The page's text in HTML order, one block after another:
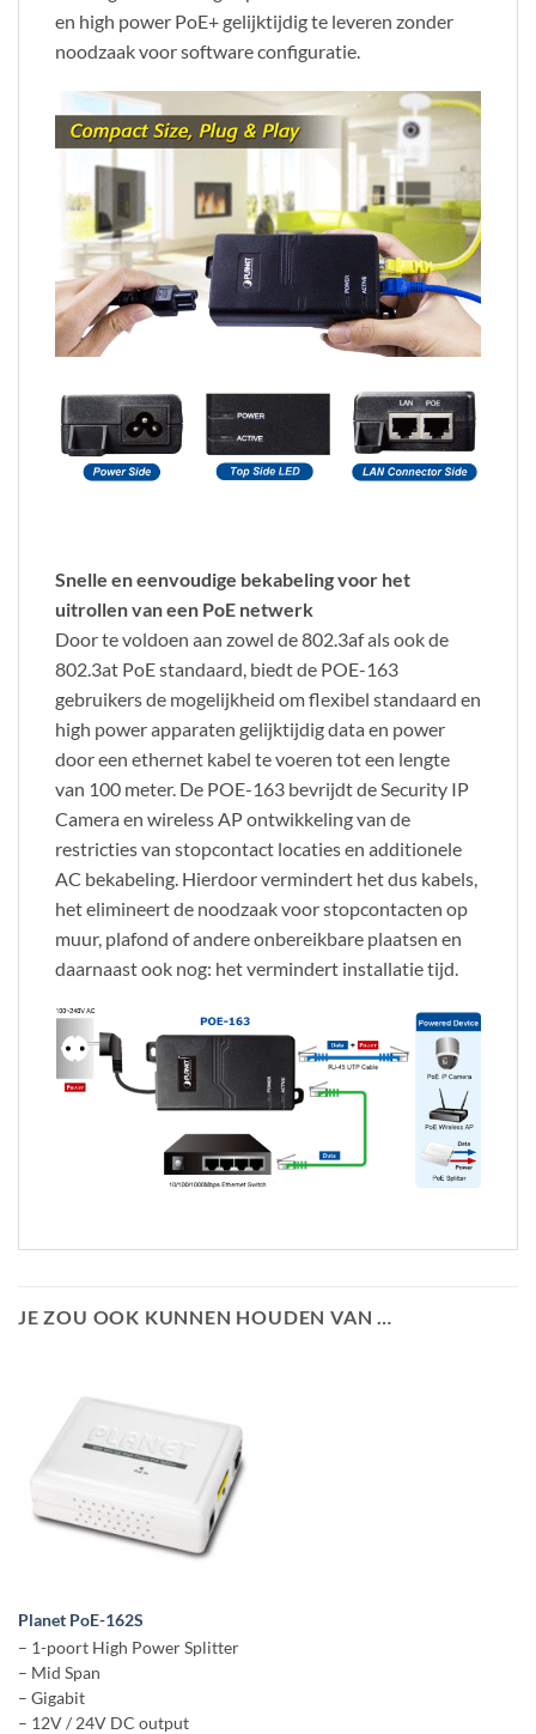
en high power PoE+ gelijktijdig te leveren zonder
noodzaak voor software configuratie.
Snelle en eenvoudige bekabeling voor het
uitrollen van een PoE netwerk
Door te voldoen aan zowel de 802.3af als ook de
802.3at PoE standaard, biedt de POE-163
gebruikers de mogelijkheid om flexibel standaard en
high power apparaten gelijktijdig data en power
door een ethernet kabel te voeren tot een lengte
van 100 meter. De POE-163 bevrijdt de Security IP
Camera en wireless AP ontwikkeling van de
restricties van stopcontact locaties en additionele
AC bekabeling. Hierdoor vermindert het dus kabels,
het elimineert de noodzaak voor stopcontacten op
muur, plafond of andere onbereikbare plaatsen en
daarnaast ook nog: het vermindert installatie tijd.
JE ZOU OOK KUNNEN HOUDEN VAN …
Planet PoE-162S
– 1-poort High Power Splitter
– Mid Span
– Gigabit
– 12V / 24V DC output